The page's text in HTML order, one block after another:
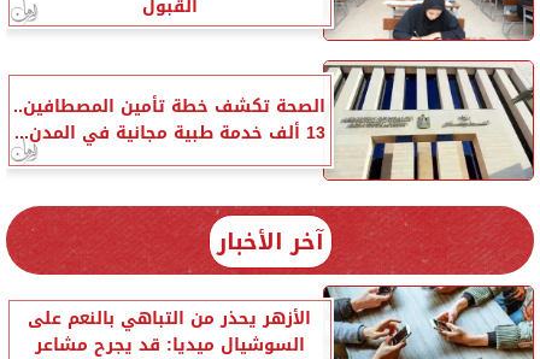
القبول
الصحة تكشف خطة تأمين المصطافين..
13 ألف خدمة طبية مجانية في المدن...
آخر الأخبار
الأزهر يحذر من التباهي بالنعم على
السوشيال ميديا: قد يجرح مشاعر